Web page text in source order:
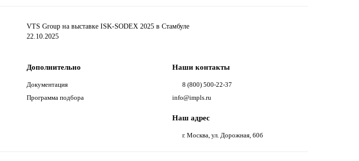
VTS Group на выставке ISK-SODEX 2025 в Стамбуле
22.10.2025
Дополнительно
Документация
Программа подбора
Наши контакты
8 (800) 500-22-37
info@impls.ru
Наш адрес
г. Москва, ул. Дорожная, 60б